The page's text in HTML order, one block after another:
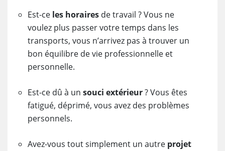
Est-ce les horaires de travail ? Vous ne
voulez plus passer votre temps dans les
transports, vous n’arrivez pas à trouver un
bon équilibre de vie professionnelle et
personnelle.
Est-ce dû à un souci extérieur? Vous êtes
fatigué, déprimé, vous avez des problèmes
personnels.
Avez-vous tout simplement un autre projet